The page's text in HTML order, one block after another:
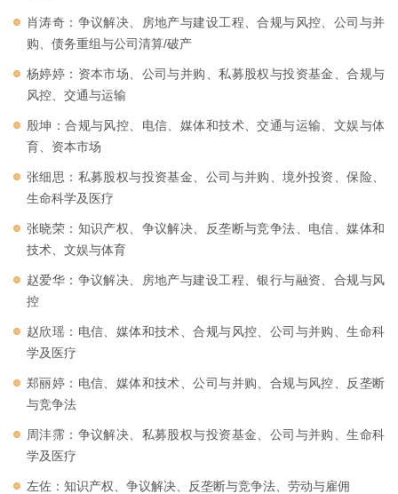
肖涛奇：争议解决、房地产与建设工程、合规与风控、公司与并
购、债务重组与公司清算/破产
杨婷婷：资本市场、公司与并购、私募股权与投资基金、合规与
风控、交通与运输
殷坤：合规与风控、电信、媒体和技术、交通与运输、文娱与体
育、资本市场
张细思：私募股权与投资基金、公司与并购、境外投资、保险、
生命科学及医疗
张晓荣：知识产权、争议解决、反垄断与竞争法、电信、媒体和
技术、文娱与体育
赵爱华：争议解决、房地产与建设工程、银行与融资、合规与风
控
赵欣瑶：电信、媒体和技术、合规与风控、公司与并购、生命科
学及医疗
郑丽婷：电信、媒体和技术、公司与并购、合规与风控、反垄断
与竞争法
周沣霈：争议解决、私募股权与投资基金、公司与并购、生命科
学及医疗
左佐：知识产权、争议解决、反垄断与竞争法、劳动与雇佣